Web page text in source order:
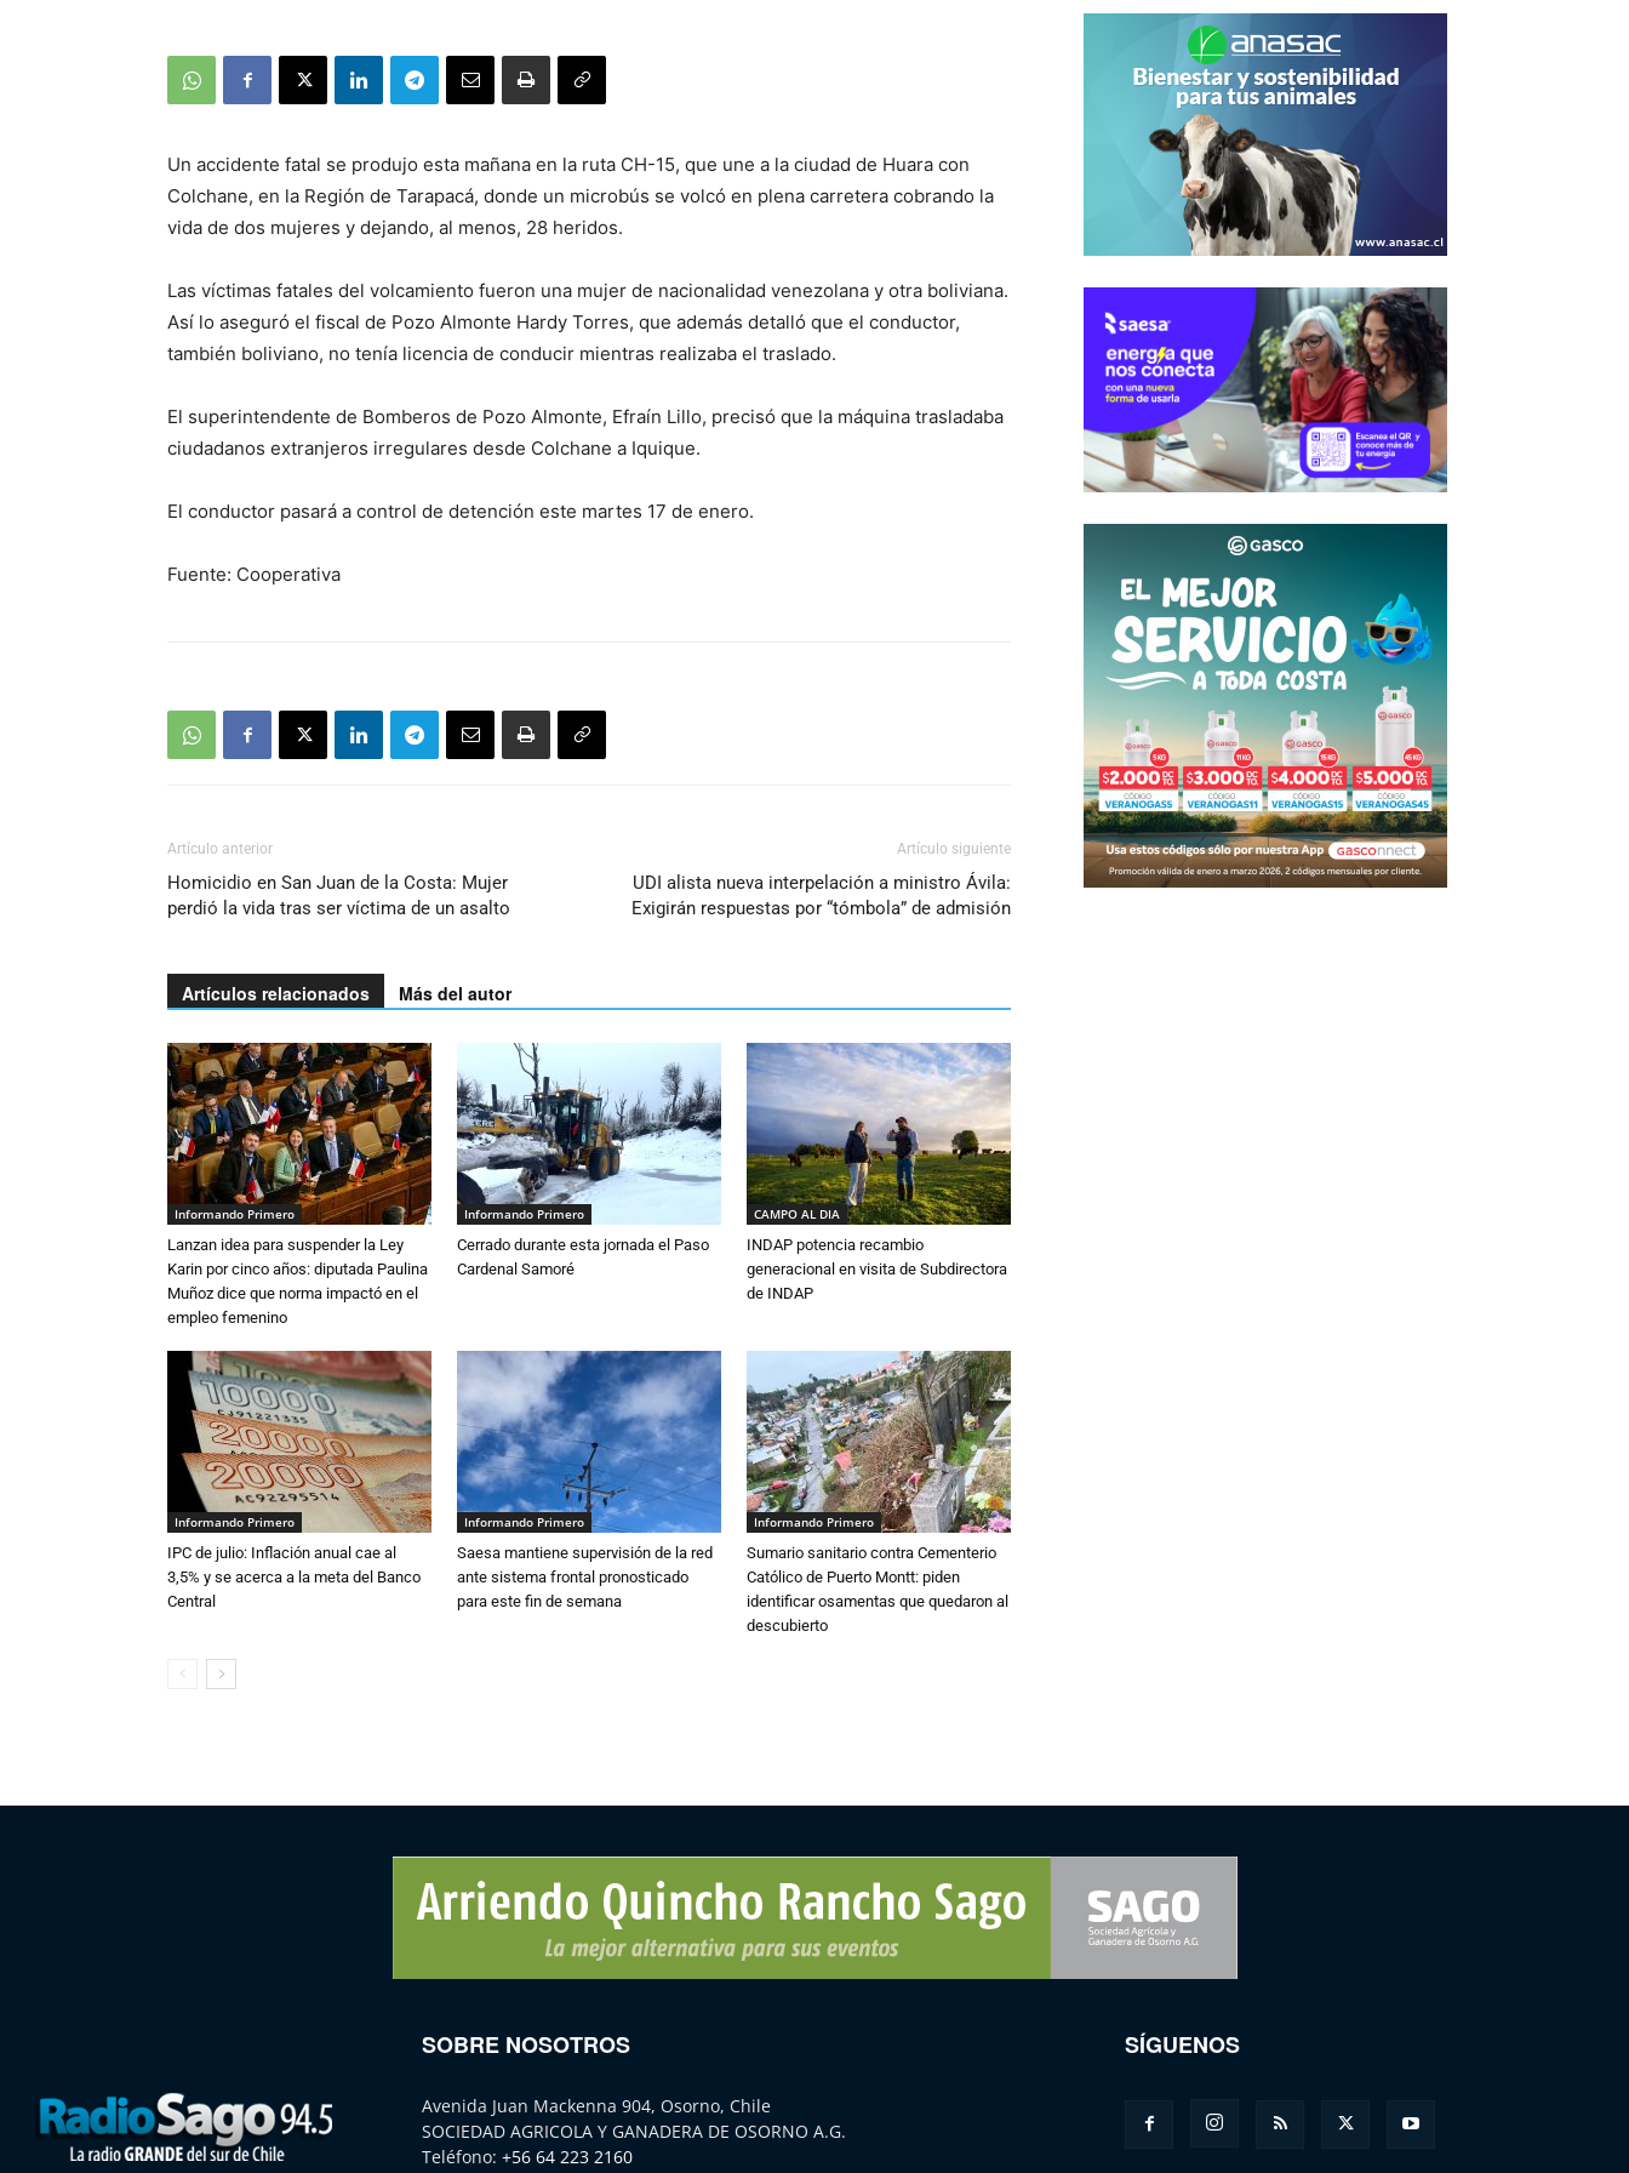
Un accidente fatal se produjo esta mañana en la ruta CH-15, que une a la ciudad de Huara con
Colchane, en la Región de Tarapacá, donde un microbús se volcó en plena carretera cobrando la
vida de dos mujeres y dejando, al menos, 28 heridos.
Las víctimas fatales del volcamiento fueron una mujer de nacionalidad venezolana y otra boliviana.
Así lo aseguró el fiscal de Pozo Almonte Hardy Torres, que además detalló que el conductor,
también boliviano, no tenía licencia de conducir mientras realizaba el traslado.
El superintendente de Bomberos de Pozo Almonte, Efraín Lillo, precisó que la máquina trasladaba
ciudadanos extranjeros irregulares desde Colchane a Iquique.
El conductor pasará a control de detención este martes 17 de enero.
Fuente: Cooperativa
Artículo anterior
Homicidio en San Juan de la Costa: Mujer
perdió la vida tras ser víctima de un asalto
Artículo siguiente
UDI alista nueva interpelación a ministro Ávila:
Exigirán respuestas por “tómbola” de admisión
Artículos relacionados Más del autor
Informando Primero
Lanzan idea para suspender la Ley
Karin por cinco años: diputada Paulina
Muñoz dice que norma impactó en el
empleo femenino
Informando Primero
Cerrado durante esta jornada el Paso
Cardenal Samoré
CAMPO AL DIA
INDAP potencia recambio
generacional en visita de Subdirectora
de INDAP
Informando Primero
IPC de julio: Inflación anual cae al
3,5% y se acerca a la meta del Banco
Central
Informando Primero
Saesa mantiene supervisión de la red
ante sistema frontal pronosticado
para este fin de semana
Informando Primero
Sumario sanitario contra Cementerio
Católico de Puerto Montt: piden
identificar osamentas que quedaron al
descubierto
SOBRE NOSOTROS
Avenida Juan Mackenna 904, Osorno, Chile
SOCIEDAD AGRICOLA Y GANADERA DE OSORNO A.G.
Teléfono: +56 64 223 2160
SÍGUENOS